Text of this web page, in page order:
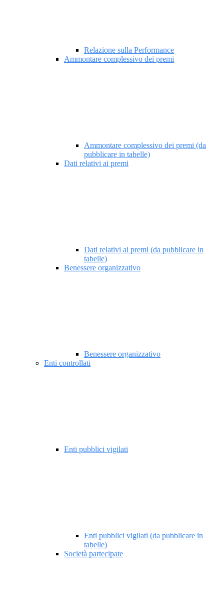
Relazione sulla Performance
Ammontare complessivo dei premi
Ammontare complessivo dei premi (da
pubblicare in tabelle)
Dati relativi ai premi
Dati relativi ai premi (da pubblicare in
tabelle)
Benessere organizzativo
Benessere organizzativo
Enti controllati
Enti pubblici vigilati
Enti pubblici vigilati (da pubblicare in
tabelle)
Società partecipate